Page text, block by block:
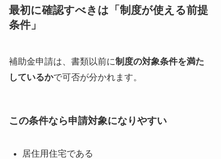
最初に確認すべきは「制度が使える前提
条件」
補助金申請は、書類以前に制度の対象条件を満た
しているかで可否が分かれます。
この条件なら申請対象になりやすい
居住用住宅である